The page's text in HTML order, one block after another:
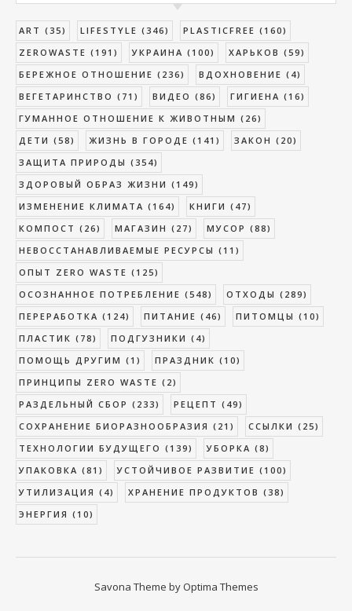
ART (35) LIFESTYLE (346) PLASTICFREE (160)
ZEROWASTE (191) УКРАИНА (100) ХАРЬКОВ (59)
БЕРЕЖНОЕ ОТНОШЕНИЕ (236) ВДОХНОВЕНИЕ (4)
ВЕГЕТАРИНСТВО (71) ВИДЕО (86) ГИГИЕНА (16)
ГУМАННОЕ ОТНОШЕНИЕ К ЖИВОТНЫМ (26)
ДЕТИ (58) ЖИЗНЬ В ГОРОДЕ (141) ЗАКОН (20)
ЗАЩИТА ПРИРОДЫ (354)
ЗДОРОВЫЙ ОБРАЗ ЖИЗНИ (149)
ИЗМЕНЕНИЕ КЛИМАТА (164) КНИГИ (47)
КОМПОСТ (26) МАГАЗИН (27) МУСОР (88)
НЕВОССТАНАВЛИВАЕМЫЕ РЕСУРСЫ (11)
ОПЫТ ZERO WASTE (125)
ОСОЗНАННОЕ ПОТРЕБЛЕНИЕ (548) ОТХОДЫ (289)
ПЕРЕРАБОТКА (124) ПИТАНИЕ (46) ПИТОМЦЫ (10)
ПЛАСТИК (78) ПОДГУЗНИКИ (4)
ПОМОЩЬ ДРУГИМ (1) ПРАЗДНИК (10)
ПРИНЦИПЫ ZERO WASTE (2)
РАЗДЕЛЬНЫЙ СБОР (233) РЕЦЕПТ (49)
СОХРАНЕНИЕ БИОРАЗНООБРАЗИЯ (21) ССЫЛКИ (25)
ТЕХНОЛОГИИ БУДУЩЕГО (139) УБОРКА (8)
УПАКОВКА (81) УСТОЙЧИВОЕ РАЗВИТИЕ (100)
УТИЛИЗАЦИЯ (4) ХРАНЕНИЕ ПРОДУКТОВ (38)
ЭНЕРГИЯ (10)
Savona Theme by Optima Themes